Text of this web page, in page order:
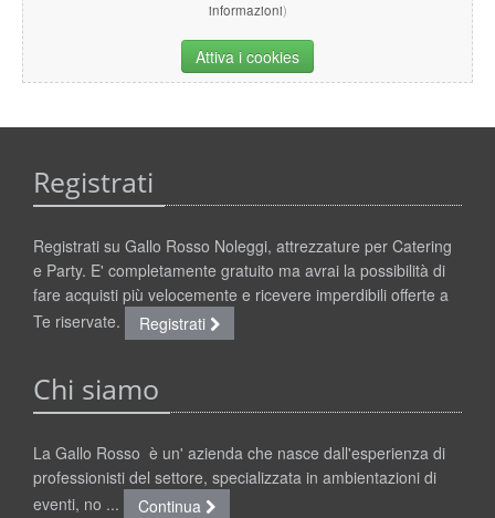
informazioni)
Attiva i cookies
Registrati
Registrati su Gallo Rosso Noleggi, attrezzature per Catering
e Party. E' completamente gratuito ma avrai la possibilità di
fare acquisti più velocemente e ricevere imperdibili offerte a
Te riservate.
Registrati
Chi siamo
La Gallo Rosso è un' azienda che nasce dall'esperienza di
professionisti del settore, specializzata in ambientazioni di
eventi, no ...
Continua